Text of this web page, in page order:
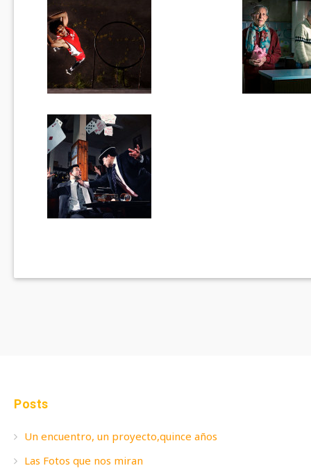
Posts
Un encuentro, un proyecto,quince años
Las Fotos que nos miran